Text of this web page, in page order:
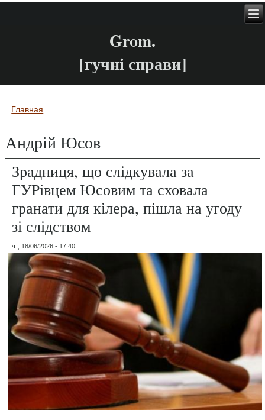
Grom.
[гучні справи]
Вы здесь
Главная
Андрій Юсов
Зрадниця, що слідкувала за
ГУРівцем Юсовим та сховала
гранати для кілера, пішла на угоду
зі слідством
чт, 18/06/2026 - 17:40